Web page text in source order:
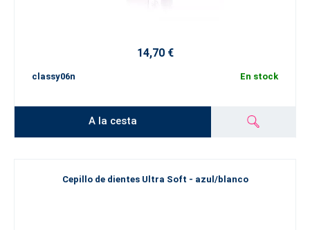
14,70 €
classy06n En stock
A la cesta
Cepillo de dientes Ultra Soft - azul/blanco